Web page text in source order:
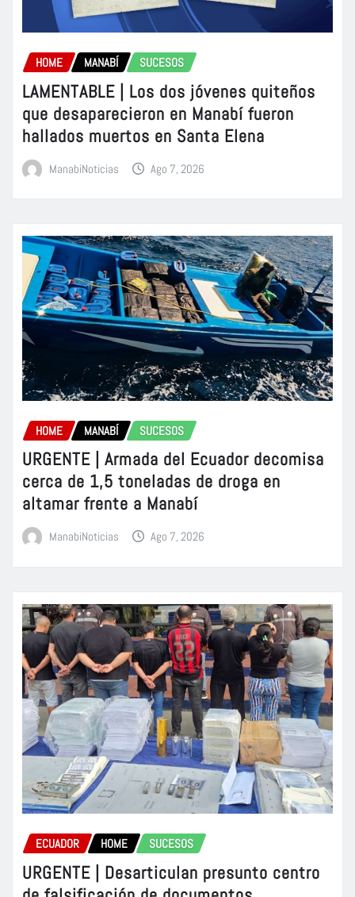
HOME MANABÍ SUCESOS
LAMENTABLE | Los dos jóvenes quiteños
que desaparecieron en Manabí fueron
hallados muertos en Santa Elena
ManabiNoticias Ago 7, 2026
HOME MANABÍ SUCESOS
URGENTE | Armada del Ecuador decomisa
cerca de 1,5 toneladas de droga en
altamar frente a Manabí
ManabiNoticias Ago 7, 2026
ECUADOR HOME SUCESOS
URGENTE | Desarticulan presunto centro